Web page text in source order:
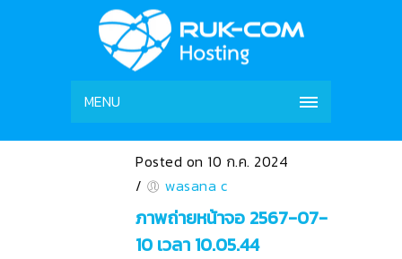
MENU
Posted on 10 ก.ค. 2024
/
wasana c
ภาพถ่ายหน้าจอ 2567-07-
10 เวลา 10.05.44